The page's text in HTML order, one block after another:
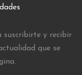
suscribirte y recibir
que se